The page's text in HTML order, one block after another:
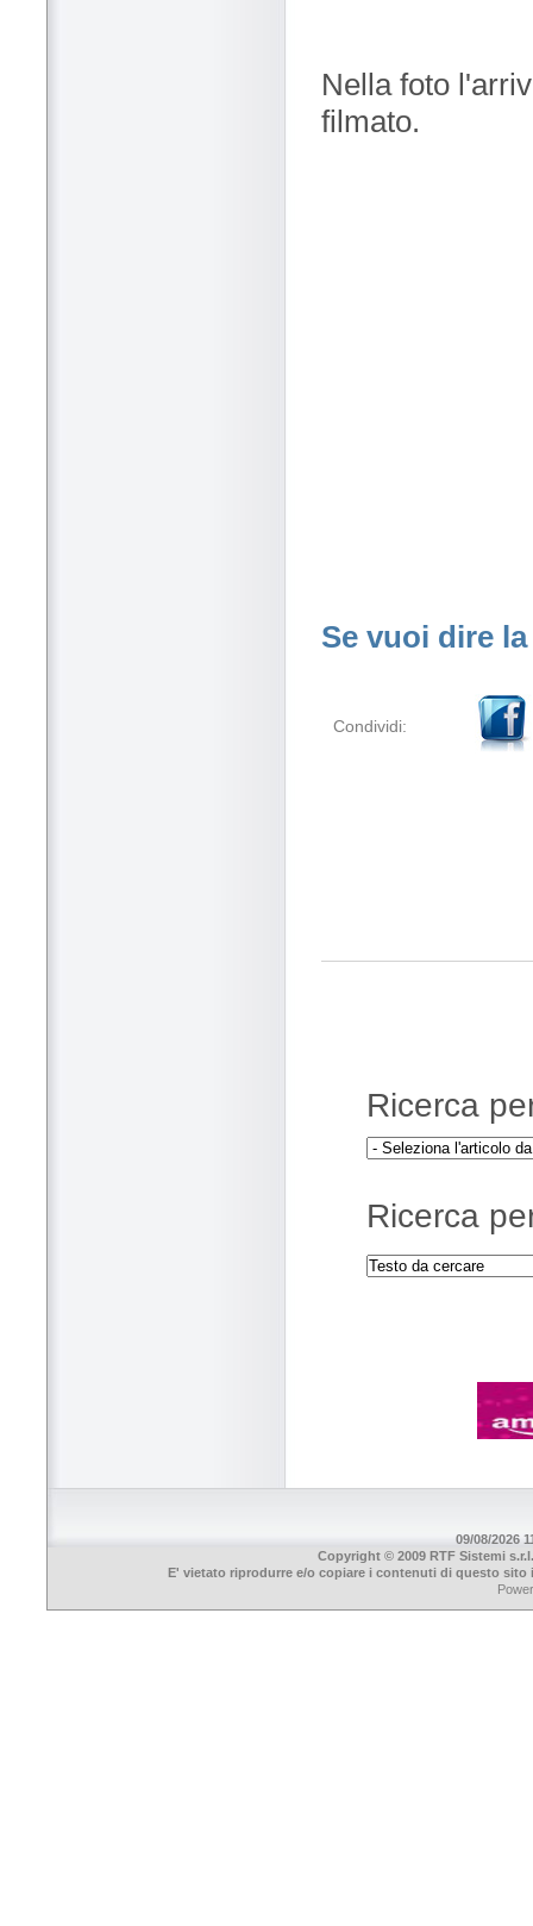
Nella foto
filmato.
Se vuoi dire
Condividi:
Ricerca
Ricerca
09/08/2026
Copyright © 2009 RTF Sistemi
E' vietato riprodurre e/o copiare i contenuti di questo